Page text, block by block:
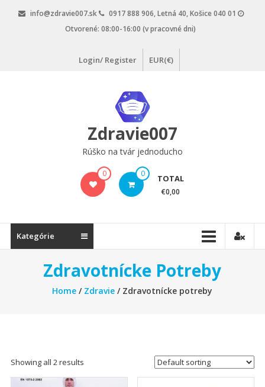
info@zdravie007.sk
0917 888 906, Letná 40, Košice 040 01
Otvorené: 08:00-16:00 (v pracovné dni)
Login/ Register EUR(€)
Zdravie007
Rúško na tvár jednoducho
0 0 TOTAL
€0,00
Kategórie
Zdravotnícke Potreby
Home / Zdravie / Zdravotnícke potreby
Showing all 2 results